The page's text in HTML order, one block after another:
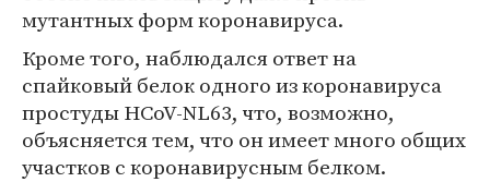
мутантных форм коронавируса.
Кроме того, наблюдался ответ на
спайковый белок одного из коронавируса
простуды HCoV-NL63, что, возможно,
объясняется тем, что он имеет много общих
участков с коронавирусным белком.